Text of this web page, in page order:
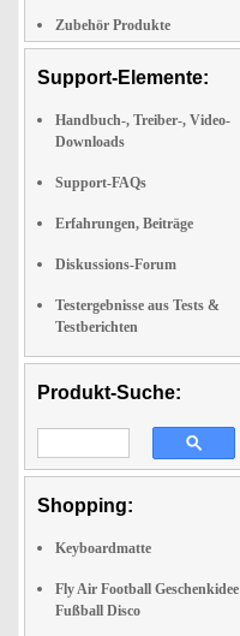
Zubehör Produkte
Support-Elemente:
Handbuch-, Treiber-, Video-
Downloads
Support-FAQs
Erfahrungen, Beiträge
Diskussions-Forum
Testergebnisse aus Tests &
Testberichten
Produkt-Suche:
Shopping:
Keyboardmatte
Fly Air Football Geschenkidee
Fußball Disco